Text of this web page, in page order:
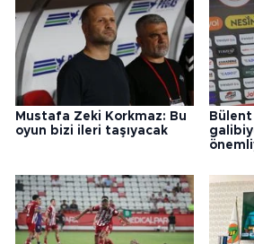
Mustafa Zeki Korkmaz: Bu
oyun bizi ileri taşıyacak